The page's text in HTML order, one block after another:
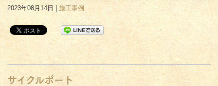
2023年08月14日 | 施工事例
サイクルポート